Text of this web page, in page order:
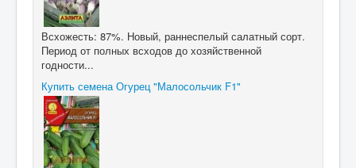
Всхожесть: 87%. Новый, раннеспелый салатный сорт.
Период от полных всходов до хозяйственной
годности...
Купить семена Огурец "Малосольчик F1"